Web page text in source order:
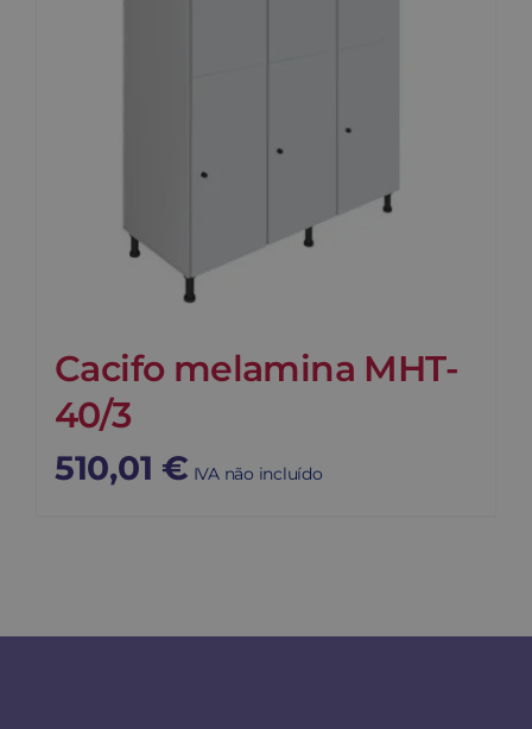
Cacifo melamina MHT-
40/3
510,01 € IVA não incluído